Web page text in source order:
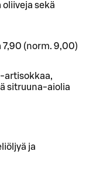
sekä
7,90 (norm. 9,00)
artisokkaa,
sitruuna-aiolia
ja